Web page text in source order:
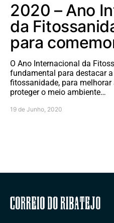
2020 – Ano
da
para
O Ano Internacional da
fundamental para destacar
fitossanidade, para
proteger o meio ambiente…
19 de Junho, 2020
Correio